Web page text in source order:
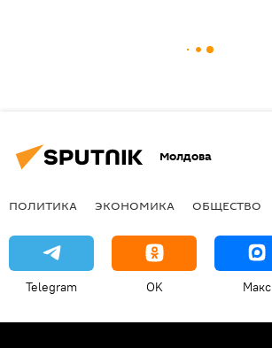
Молдова
ПОЛИТИКА ЭКОНОМИКА ОБЩЕСТВО
Telegram OK Макс